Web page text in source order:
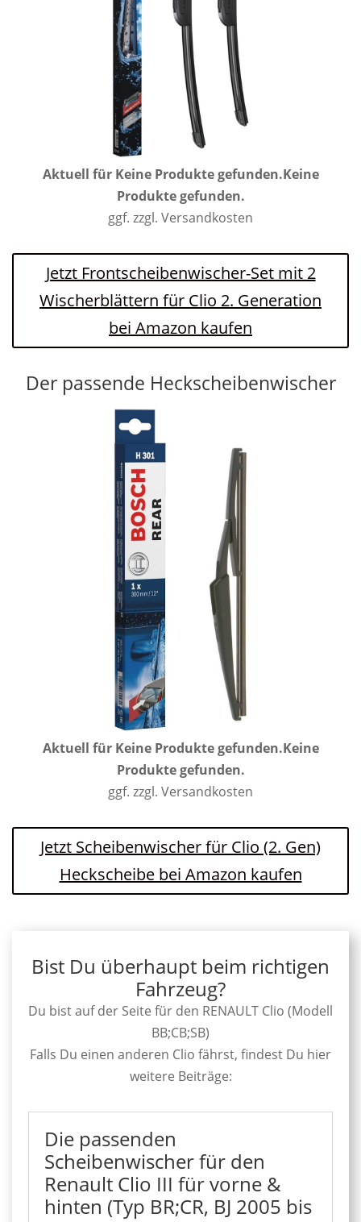
Aktuell für Keine Produkte gefunden.Keine
Produkte gefunden.
ggf. zzgl. Versandkosten
Jetzt Frontscheibenwischer-Set mit 2
Wischerblättern für Clio 2. Generation
bei Amazon kaufen
Der passende Heckscheibenwischer
Aktuell für Keine Produkte gefunden.Keine
Produkte gefunden.
ggf. zzgl. Versandkosten
Jetzt Scheibenwischer für Clio (2. Gen)
Heckscheibe bei Amazon kaufen
Bist Du überhaupt beim richtigen
Fahrzeug?
Du bist auf der Seite für den RENAULT Clio (Modell
BB;CB;SB)
Falls Du einen anderen Clio fährst, findest Du hier
weitere Beiträge:
Die passenden
Scheibenwischer für den
Renault Clio III für vorne &
hinten (Typ BR;CR, BJ 2005 bis